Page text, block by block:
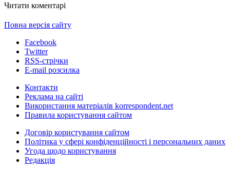
Читати коментарі
Повна версія сайту
Facebook
Twitter
RSS-стрічки
E-mail розсилка
Контакти
Реклама на сайті
Використання матеріалів korrespondent.net
Правила користування сайтом
Договір користування сайтом
Політика у сфері конфіденційності і персональних даних
Угода щодо користування
Редакція